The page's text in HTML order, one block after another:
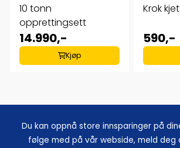
10 tonn
opprettingsett
14.990,-
Kjøp
Krok
590,-
Du kan oppnå store innsparinger på
følge med på vår webside, meld